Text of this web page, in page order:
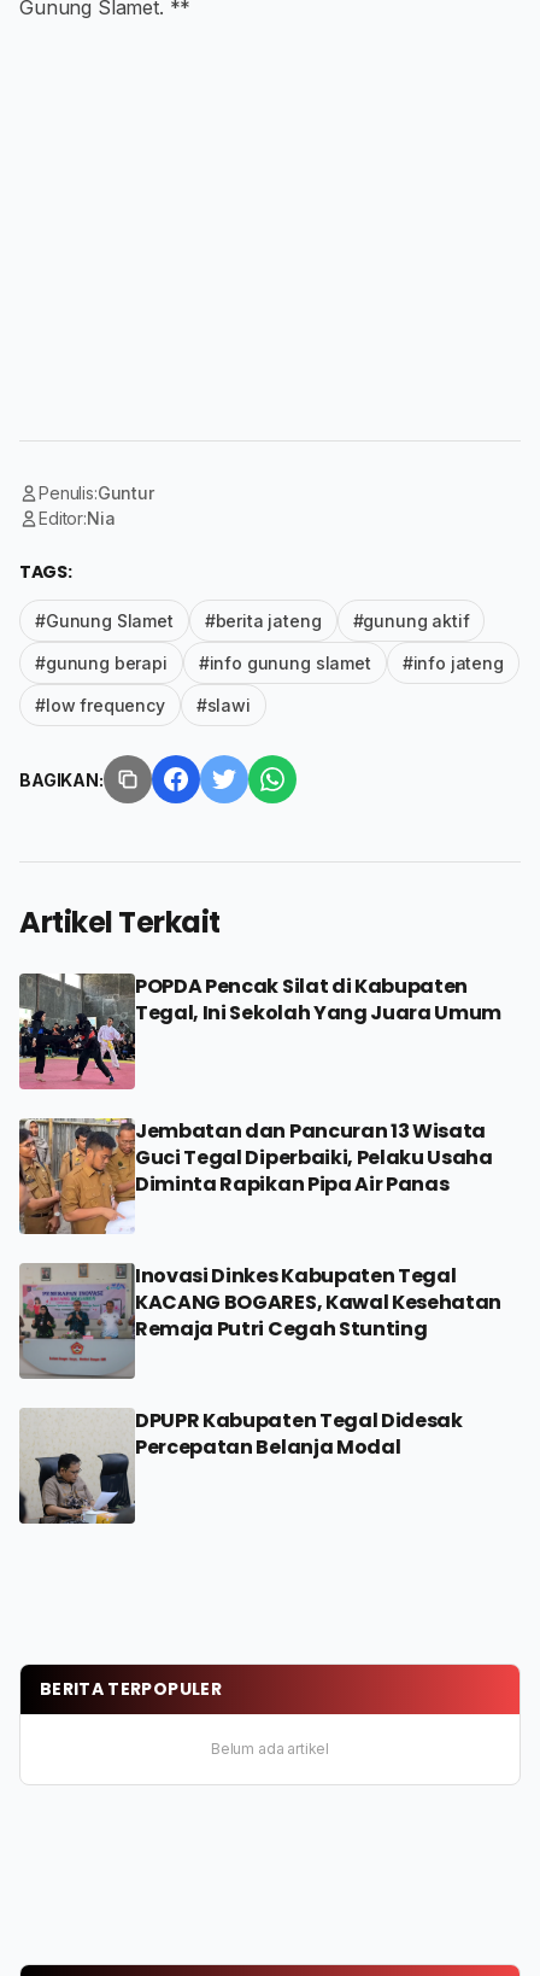
Gunung Slamet. **
Penulis:Guntur
Editor:Nia
TAGS:
#Gunung Slamet #berita jateng #gunung aktif
#gunung berapi #info gunung slamet #info jateng
#low frequency #slawi
BAGIKAN:
Artikel Terkait
POPDA Pencak Silat di Kabupaten
Tegal, Ini Sekolah Yang Juara Umum
Jembatan dan Pancuran 13 Wisata
Guci Tegal Diperbaiki, Pelaku Usaha
Diminta Rapikan Pipa Air Panas
Inovasi Dinkes Kabupaten Tegal
KACANG BOGARES, Kawal Kesehatan
Remaja Putri Cegah Stunting
DPUPR Kabupaten Tegal Didesak
Percepatan Belanja Modal
BERITA TERPOPULER
Belum ada artikel